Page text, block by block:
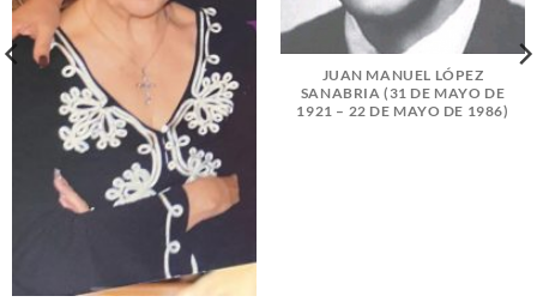
JUAN MANUEL LÓPEZ
SANABRIA (31 DE MAYO DE
1921 – 22 DE MAYO DE 1986)